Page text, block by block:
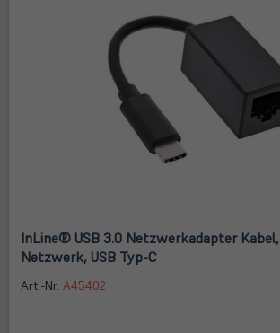
InLine® USB 3.0 Netzwerkadapter
Netzwerk, USB Typ-C
Art.-Nr. A45402